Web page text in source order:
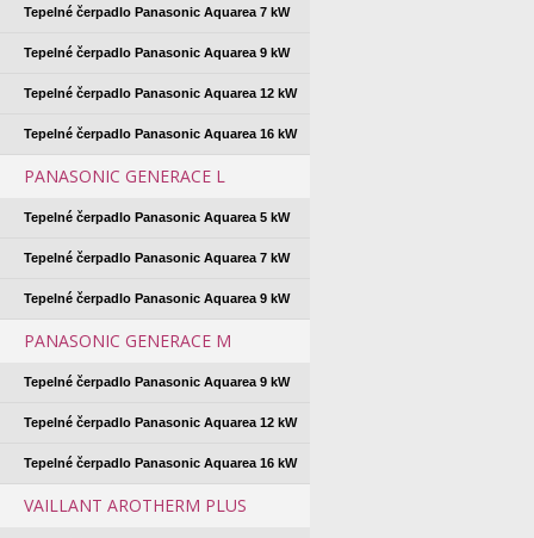
Tepelné čerpadlo Panasonic Aquarea 7 kW
Tepelné čerpadlo Panasonic Aquarea 9 kW
Tepelné čerpadlo Panasonic Aquarea 12 kW
Tepelné čerpadlo Panasonic Aquarea 16 kW
PANASONIC GENERACE L
Tepelné čerpadlo Panasonic Aquarea 5 kW
Tepelné čerpadlo Panasonic Aquarea 7 kW
Tepelné čerpadlo Panasonic Aquarea 9 kW
PANASONIC GENERACE M
Tepelné čerpadlo Panasonic Aquarea 9 kW
Tepelné čerpadlo Panasonic Aquarea 12 kW
Tepelné čerpadlo Panasonic Aquarea 16 kW
VAILLANT AROTHERM PLUS